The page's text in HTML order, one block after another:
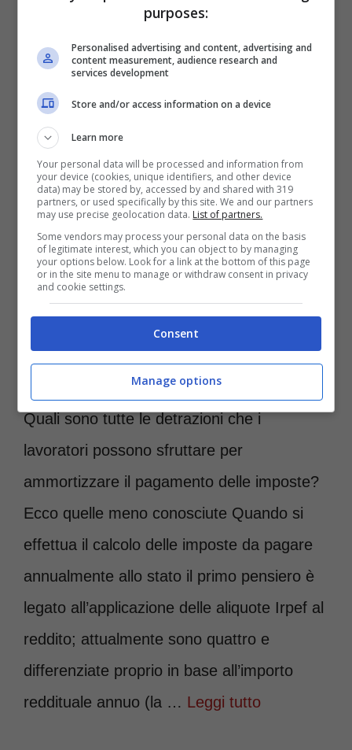
i lavoratori: sfrutta tutte
quelle nuove per far
respirare le famiglie
Ottobre 5, 2023 diDaniele Orlandi
Quali sono tutte le detrazioni che i
lavoratori possono sfruttare per
ammortizzare il pagamento delle imposte?
Ecco quelle meno conosciute Quando si
effettua il calcolo delle imposte da pagare
annualmente allo stato il primo pensiero è
legato all’applicazione delle aliquote Irpef al
reddito; attualmente sono quattro e
differenziate proprio in base all’importo
reddituale annuo (la … Leggi tutto
purposes:
Personalised advertising and content, advertising and
content measurement, audience research and
services development
Store and/or access information on a device
Learn more
Your personal data will be processed and information from
your device (cookies, unique identifiers, and other device
data) may be stored by, accessed by and shared with 319
partners, or used specifically by this site. We and our partners
may use precise geolocation data. List of partners.
Some vendors may process your personal data on the basis
of legitimate interest, which you can object to by managing
your options below. Look for a link at the bottom of this page
or in the site menu to manage or withdraw consent in privacy
and cookie settings.
Consent
Manage options